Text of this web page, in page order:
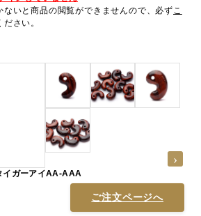
ないと商品の閲覧ができませんので、必ずこ
さい。
イガーアイAA-AAA
ご注文ページへ